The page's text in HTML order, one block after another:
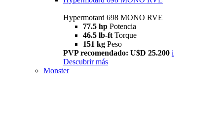
Hypermotard 698 MONO RVE
77.5 hp Potencia
46.5 lb-ft Torque
151 kg Peso
PVP recomendado: U$D 25.200 i
Descubrir más
Monster